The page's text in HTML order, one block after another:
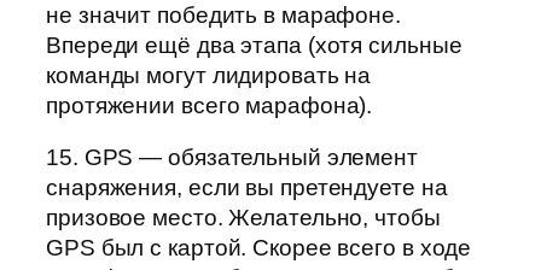
не значит победить в марафоне.
Впереди ещё два этапа (хотя сильные
команды могут лидировать на
протяжении всего марафона).
15. GPS — обязательный элемент
снаряжения, если вы претендуете на
призовое место. Желательно, чтобы
GPS был с картой. Скорее всего в ходе